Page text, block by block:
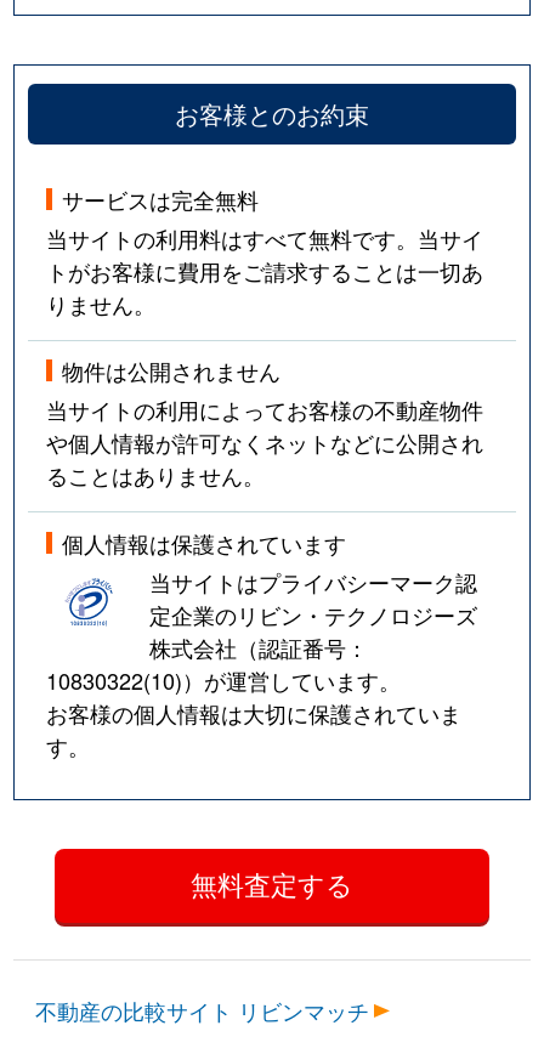
お客様とのお約束
サービスは完全無料
当サイトの利用料はすべて無料です。当サイ
トがお客様に費用をご請求することは一切あ
りません。
物件は公開されません
当サイトの利用によってお客様の不動産物件
や個人情報が許可なくネットなどに公開され
ることはありません。
個人情報は保護されています
当サイトはプライバシーマーク認
定企業のリビン・テクノロジーズ
株式会社（認証番号：
10830322(10)）が運営しています。
お客様の個人情報は大切に保護されていま
す。
不動産の比較サイト リビンマッチ